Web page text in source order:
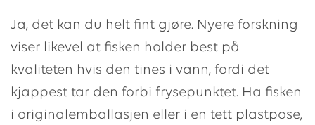
Ja, det kan du helt fint gjøre. Nyere forskning
viser likevel at fisken holder best på
kvaliteten hvis den tines i vann, fordi det
kjappest tar den forbi frysepunktet. Ha fisken
i originalemballasjen eller i en tett plastpose,